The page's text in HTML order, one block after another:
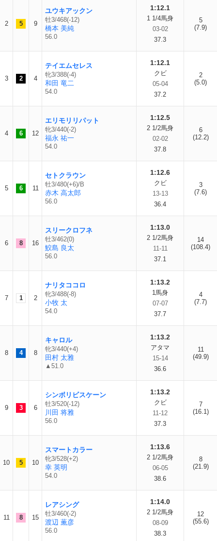
2 5 9
ユウキアックン
牡3/468(-12)
橋本 美純
56.0
1:12.1
1 1/4馬身
03-02
37.3
5
(7.9)
3 2 4
テイエムセレス
牝3/388(-4)
和田 竜二
54.0
1:12.1
クビ
05-04
37.2
2
(5.0)
4 6 12
エリモリリパット
牝3/440(-2)
福永 祐一
54.0
1:12.5
2 1/2馬身
02-02
37.8
6
(12.2)
5 6 11
セトクラウン
牡3/480(+6)/B
赤木 高太郎
56.0
1:12.6
クビ
13-13
36.4
3
(7.6)
6 8 16
スリークロフネ
牡3/462(0)
鮫島 良太
56.0
1:13.0
2 1/2馬身
11-11
37.1
14
(108.4)
7 1 2
ナリタココロ
牝3/488(-8)
小牧 太
54.0
1:13.2
1馬身
07-07
37.7
4
(7.7)
8 4 8
キャロル
牝3/440(+4)
田村 太雅
▲51.0
1:13.2
アタマ
15-14
36.6
11
(49.9)
9 3 6
シンボリビスケーン
牡3/520(-12)
川田 将雅
56.0
1:13.2
クビ
11-12
37.3
7
(16.1)
10 5 10
スマートカラー
牝3/528(+2)
幸 英明
54.0
1:13.6
2 1/2馬身
06-05
38.6
8
(21.9)
11 8 15
レアシング
牡3/460(-2)
渡辺 薫彦
56.0
1:14.0
2 1/2馬身
08-09
38.3
12
(55.6)